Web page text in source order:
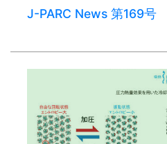
J-PARC News 第169号